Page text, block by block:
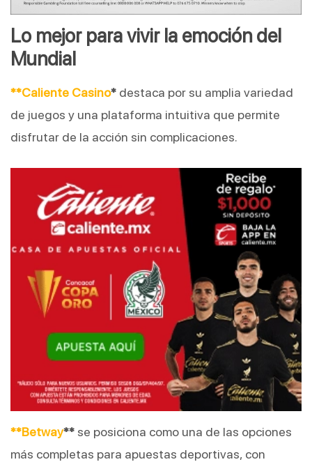
Lo mejor para vivir la emoción del
Mundial
**Caliente Casino* destaca por su amplia variedad
de juegos y una plataforma intuitiva que permite
disfrutar de la acción sin complicaciones.
**Betway** se posiciona como una de las opciones
más completas para apuestas deportivas, con